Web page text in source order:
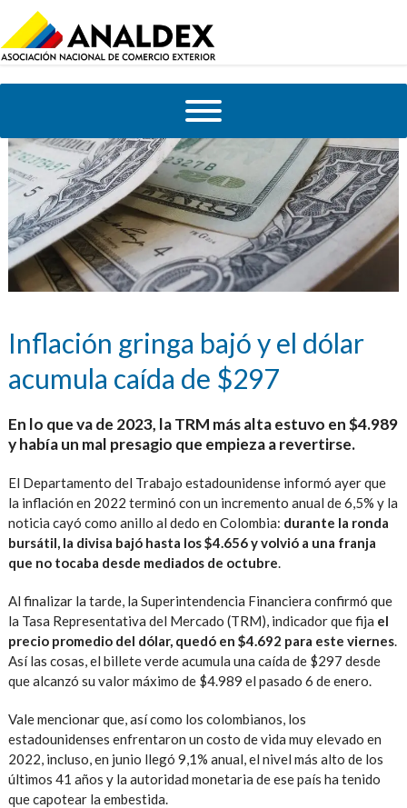
Inflación gringa bajó y el dólar
acumula caída de $297
En lo que va de 2023, la TRM más alta estuvo en $4.989
y había un mal presagio que empieza a revertirse.
El Departamento del Trabajo estadounidense informó ayer que
la inflación en 2022 terminó con un incremento anual de 6,5% y la
noticia cayó como anillo al dedo en Colombia: durante la ronda
bursátil, la divisa bajó hasta los $4.656 y volvió a una franja
que no tocaba desde mediados de octubre.
Al finalizar la tarde, la Superintendencia Financiera confirmó que
la Tasa Representativa del Mercado (TRM), indicador que fija el
precio promedio del dólar, quedó en $4.692 para este viernes.
Así las cosas, el billete verde acumula una caída de $297 desde
que alcanzó su valor máximo de $4.989 el pasado 6 de enero.
Vale mencionar que, así como los colombianos, los
estadounidenses enfrentaron un costo de vida muy elevado en
2022, incluso, en junio llegó 9,1% anual, el nivel más alto de los
últimos 41 años y la autoridad monetaria de ese país ha tenido
que capotear la embestida.